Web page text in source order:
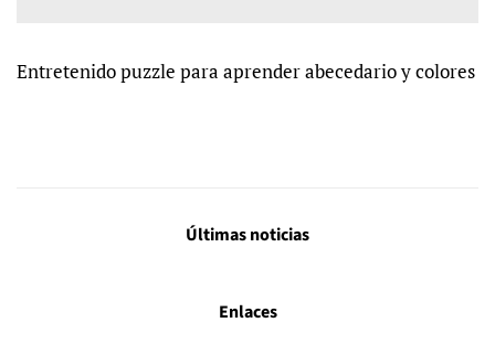
Entretenido puzzle para aprender abecedario y colores
Últimas noticias
Enlaces